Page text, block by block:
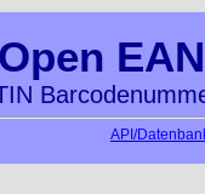
Open
API/